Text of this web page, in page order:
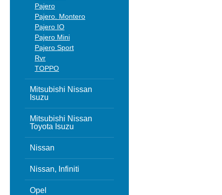
Pajero
Pajero. Montero
Pajero IO
Pajero Mini
Pajero Sport
Rvr
TOPPO
Mitsubishi Nissan
Isuzu
Mitsubishi Nissan
Toyota Isuzu
Nissan
Nissan, Infiniti
Opel